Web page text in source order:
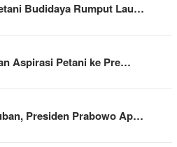
Budidaya Rumput Lau…
Aspirasi Petani ke Pre…
Presiden Prabowo Ap…